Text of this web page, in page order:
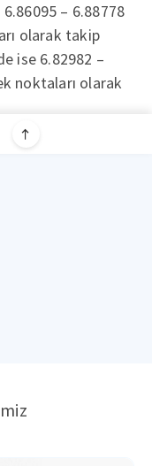
– 6.88778
olarak takip
ise 6.82982 –
noktaları olarak